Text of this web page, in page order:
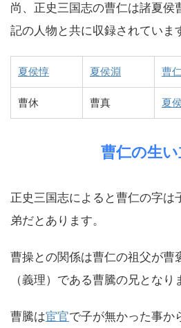
尚、正史三国志の曹仁は諸夏侯
記の人物と共に収録されていま
夏侯惇 夏侯淵 曹
曹休 曹真 夏
曹仁の生い
正史三国志によると曹仁の字は
弟だとあります。
曹操との関係は曹仁の祖父が曹
（義理）である曹騰の兄となり
曹騰は宦官で子が無かった事か